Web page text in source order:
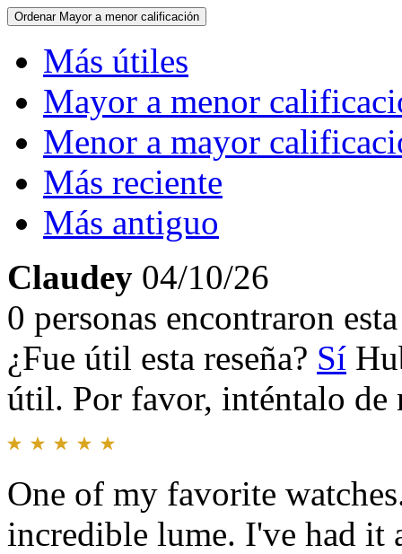
Ordenar Mayor a menor calificación
Más útiles
Mayor a menor
Menor a mayor
Más reciente
Más antiguo
Claudey 04/10/26
0 personas encontraron
¿Fue útil esta reseña? Sí
útil. Por favor, inténtalo de
One of my favorite
incredible lume. I've had it